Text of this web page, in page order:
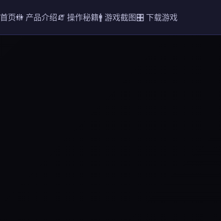
页🚻 产品介绍🧯 操作秘籍🚹 游戏截图🎛️ 下载游戏